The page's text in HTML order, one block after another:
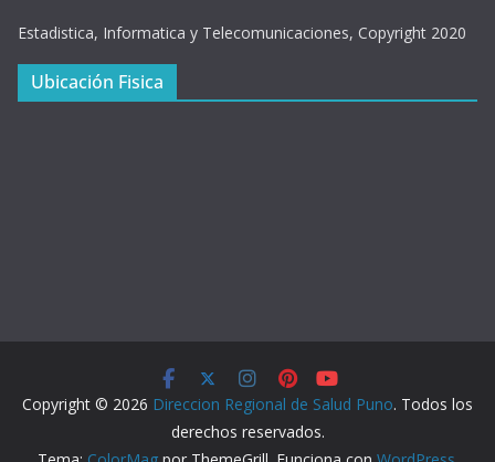
Estadistica, Informatica y Telecomunicaciones, Copyright 2020
Ubicación Fisica
Copyright © 2026 Direccion Regional de Salud Puno. Todos los
derechos reservados.